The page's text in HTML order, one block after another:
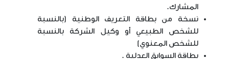
المشارك.
نسخة من بطاقة التعريف الوطنية (بالنسبة
للشخص الطبيعي أو وكيل الشركة بالنسبة
للشخص المعنوي)
بطاقة السوابق العدلية .